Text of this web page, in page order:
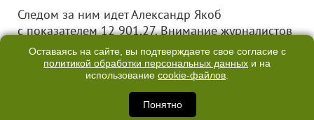
Следом за ним идет Александр Якоб
с показателем 12 901,27. Внимание журналистов
приковалопереизбрание чиновника на пост
главы администрации Екатеринбурга. Напомним,
тогда за кандидатуру сити-менеджера
проголосовали 30 депутатов Гордумы, против —
6, один воздержался.
Оставаясь на сайте, вы подтверждаете свое согласие с
политикой обработки персональных данных и на
использование cookie-файлов.
Понятно